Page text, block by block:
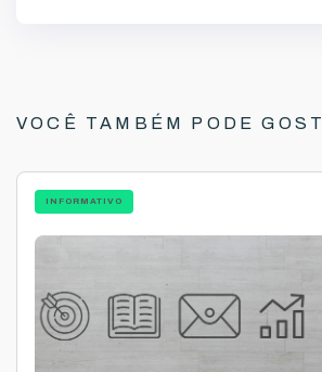
VOCÊ TAMBÉM PODE
INFORMATIVO